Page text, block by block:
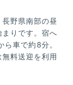
野県南部の昼
りです。宿へ
車で約8分。
料送迎を利用